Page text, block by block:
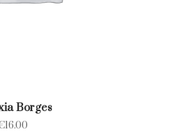
Borges
16.00